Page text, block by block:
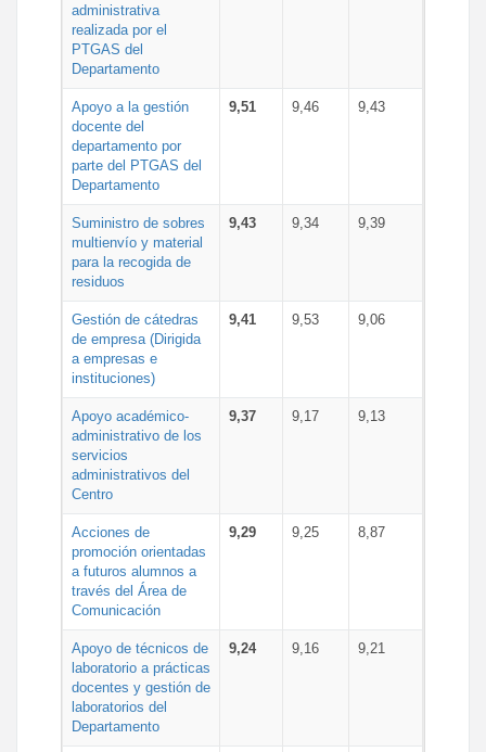
administrativa
realizada por el
PTGAS del
Departamento
Apoyo a la gestión
docente del
departamento por
parte del PTGAS del
Departamento
9,51 9,46 9,43
Suministro de sobres
multienvío y material
para la recogida de
residuos
9,43 9,34 9,39
Gestión de cátedras
de empresa (Dirigida
a empresas e
instituciones)
9,41 9,53 9,06
Apoyo académico-
administrativo de los
servicios
administrativos del
Centro
9,37 9,17 9,13
Acciones de
promoción orientadas
a futuros alumnos a
través del Área de
Comunicación
9,29 9,25 8,87
Apoyo de técnicos de
laboratorio a prácticas
docentes y gestión de
laboratorios del
Departamento
9,24 9,16 9,21